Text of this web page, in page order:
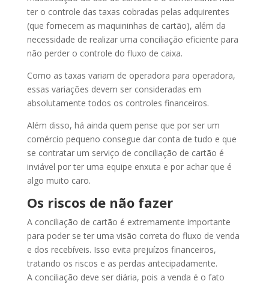
ter o controle das taxas cobradas pelas adquirentes
(que fornecem as maquininhas de cartão), além da
necessidade de realizar uma conciliação eficiente para
não perder o controle do fluxo de caixa.
Como as taxas variam de operadora para operadora,
essas variações devem ser consideradas em
absolutamente todos os controles financeiros.
Além disso, há ainda quem pense que por ser um
comércio pequeno consegue dar conta de tudo e que
se contratar um serviço de conciliação de cartão é
inviável por ter uma equipe enxuta e por achar que é
algo muito caro.
Os riscos de não fazer
A conciliação de cartão é extremamente importante
para poder se ter uma visão correta do fluxo de venda
e dos recebíveis. Isso evita prejuízos financeiros,
tratando os riscos e as perdas antecipadamente.
A conciliação deve ser diária, pois a venda é o fato